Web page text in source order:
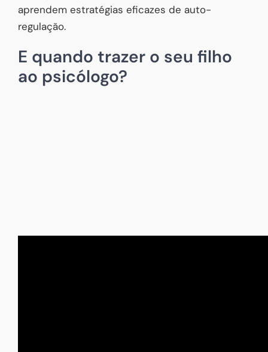
aprendem estratégias eficazes de auto-
regulação.
E quando trazer o seu filho
ao psicólogo?